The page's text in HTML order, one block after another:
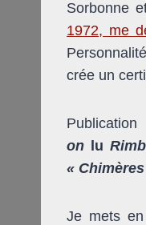
Sorbonne
1972, me
crée un
on lu
«
Je mets